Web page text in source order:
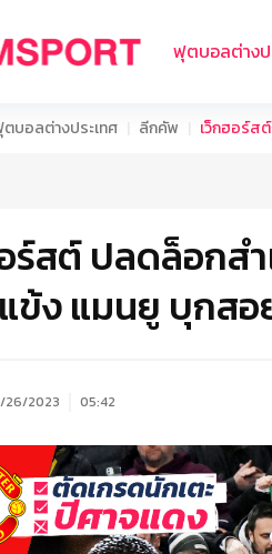
ฟุตบอลต่างป
บอลต่างประเทศ ลีกคัพ เว็กฮอร์ส
ร์สต์ ปลดล็อกส
ข้ง แมนยู บุกส
26/2023 05:42